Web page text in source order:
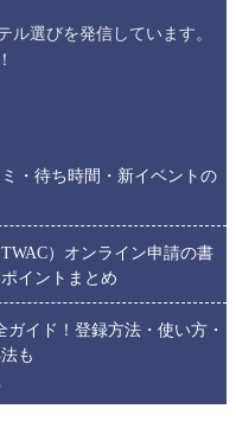
ル選びを発信しています。
・待ち時間・新イベントの
）オンライン申請の書
イントまとめ
ガイド！登録方法・使い方・
も